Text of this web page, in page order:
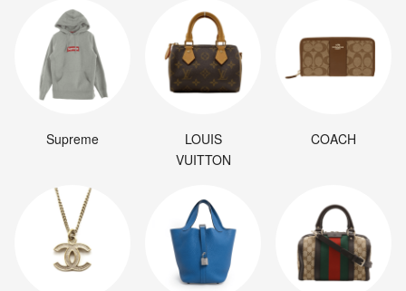
Supreme
LOUIS
VUITTON
COACH